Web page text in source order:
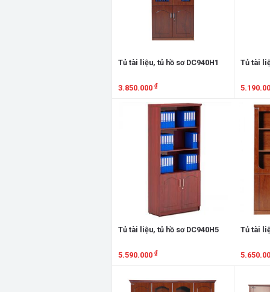
Tủ tài liệu, tủ hồ sơ DC940H1
3.850.000 ₫
Xem chi tiết
Tủ tài
Xem
Tủ tài liệu, tủ hồ sơ DC940H5
5.590.000 ₫
Tủ tài